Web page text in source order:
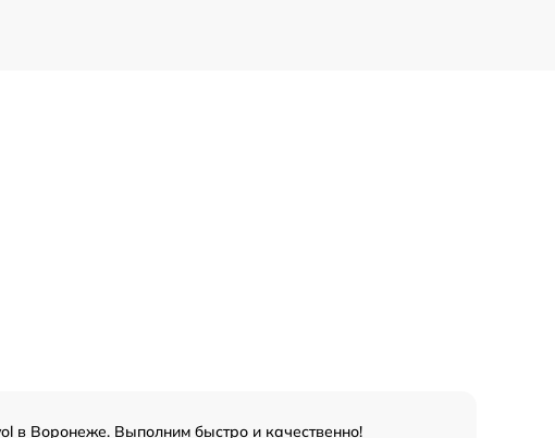
в Воронеже. Выполним быстро и качественно!